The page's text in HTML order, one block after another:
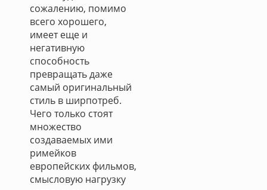
сожалению, помимо
всего хорошего,
имеет еще и
негативную
способность
превращать даже
самый оригинальный
стиль в ширпотреб.
Чего только стоят
множество
создаваемых ими
римейков
европейских фильмов,
смысловую нагрузку